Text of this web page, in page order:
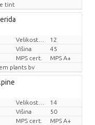
tint
12
Višina
45
MPS cert.
MPS A+
plants bv
14
Višina
50
MPS cert.
MPS A+